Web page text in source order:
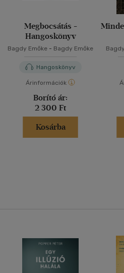
Megbocsátás -
Hangoskönyv
Bagdy Emőke - Bagdy Emőke
Hangoskönyv
Árinformációk
Borító ár:
2 300 Ft
Kosárba